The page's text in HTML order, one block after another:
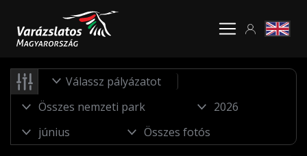
Válassz pályázatot